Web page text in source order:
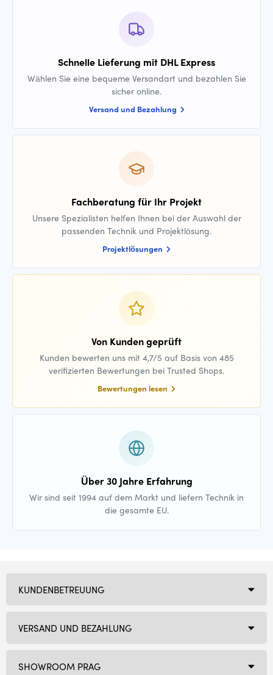
Schnelle Lieferung mit DHL Express
Wählen Sie eine bequeme Versandart und bezahlen Sie
sicher online.
Versand und Bezahlung
Fachberatung für Ihr Projekt
Unsere Spezialisten helfen Ihnen bei der Auswahl der
passenden Technik und Projektlösung.
Projektlösungen
Von Kunden geprüft
Kunden bewerten uns mit 4,7/5 auf Basis von 485
verifizierten Bewertungen bei Trusted Shops.
Bewertungen lesen
Über 30 Jahre Erfahrung
Wir sind seit 1994 auf dem Markt und liefern Technik in
die gesamte EU.
SHOWROOM PRAG
KUNDENBETREUUNG
VERSAND UND BEZAHLUNG